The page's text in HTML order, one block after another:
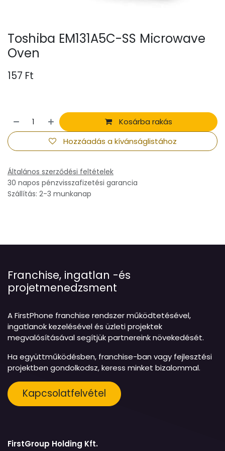
Toshiba EM131A5C-SS Microwave
Oven
157 Ft
Kosárba rakás
Hozzáadás a kívánságlistához
Általános szerződési feltételek
30 napos pénzvisszafizetési garancia
Szállítás: 2-3 munkanap
Franchise, ingatlan -és
projetmenedzsment
A FirstPhone franchise rendszer működtetésével,
ingatlanok kezelésével és üzleti projektek
megvalósításával segítjük partnereink növekedését.
Ha együttműködésben, franchise-ban vagy fejlesztési
projektben gondolkodsz, keress minket bizalommal.
Kapcsolatfelvétel
FirstGroup Holding Kft.